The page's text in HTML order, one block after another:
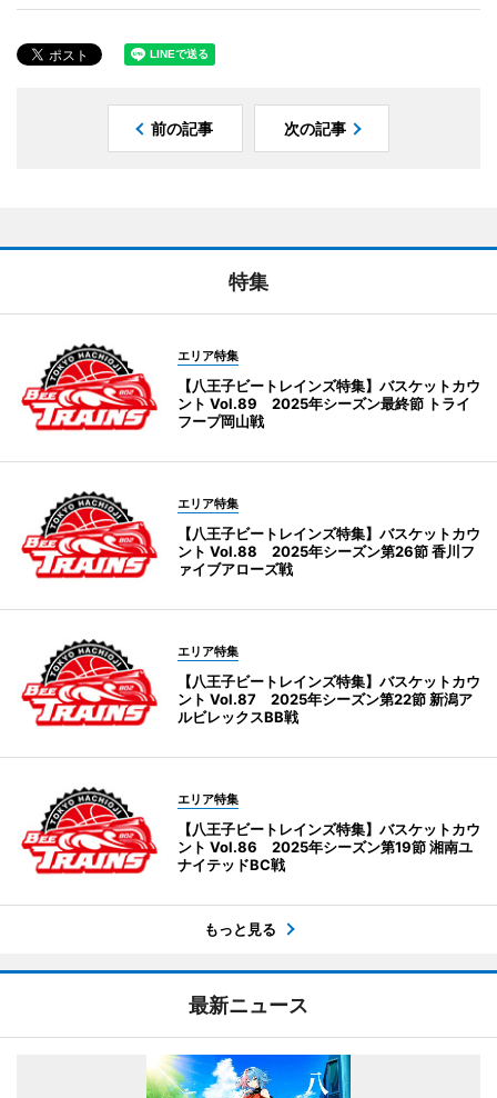
前の記事 次の記事
特集
エリア特集
【八王子ビートレインズ特集】バスケットカウ
ント Vol.89 2025年シーズン最終節 トライ
フープ岡山戦
エリア特集
【八王子ビートレインズ特集】バスケットカウ
ント Vol.88 2025年シーズン第26節 香川フ
ァイブアローズ戦
エリア特集
【八王子ビートレインズ特集】バスケットカウ
ント Vol.87 2025年シーズン第22節 新潟ア
ルビレックスBB戦
エリア特集
【八王子ビートレインズ特集】バスケットカウ
ント Vol.86 2025年シーズン第19節 湘南ユ
ナイテッドBC戦
もっと見る
最新ニュース